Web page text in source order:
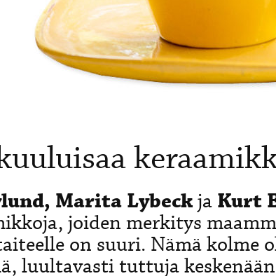
Marita Lybeckja Kurt
joiden merkitys
on suuri. Nämä kolme
luultavasti tuttuja